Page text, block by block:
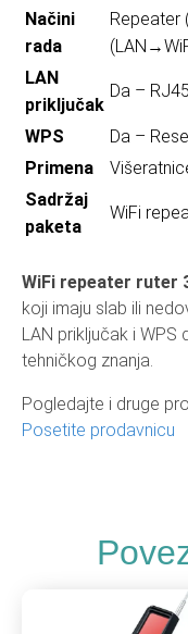
Načini
rada
Repeater
LAN
priključak
Da – RJ45
WPS
Da –
Primena
Sadržaj
paketa
WiFi
WiFi repeater ruter
koji imaju slab ili
LAN priključak i
tehničkog znanja.
Pogledajte i druge
Posetite prodavnicu